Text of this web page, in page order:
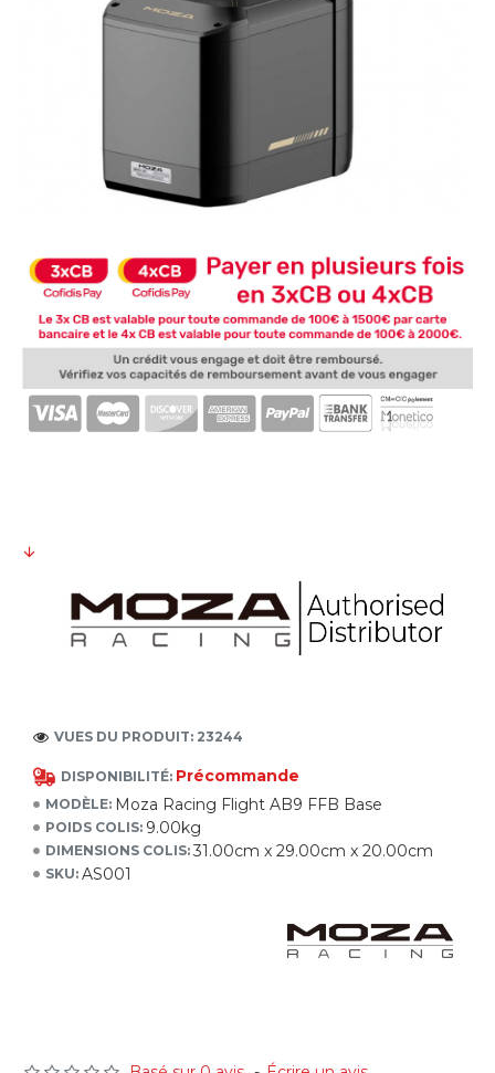
DISPONIBILITÉ: Précommande
MODÈLE: Moza Racing Flight AB9 FFB Base
POIDS COLIS: 9.00kg
DIMENSIONS COLIS: 31.00cm x 29.00cm x 20.00cm
SKU: AS001
VUES DU PRODUIT: 23244